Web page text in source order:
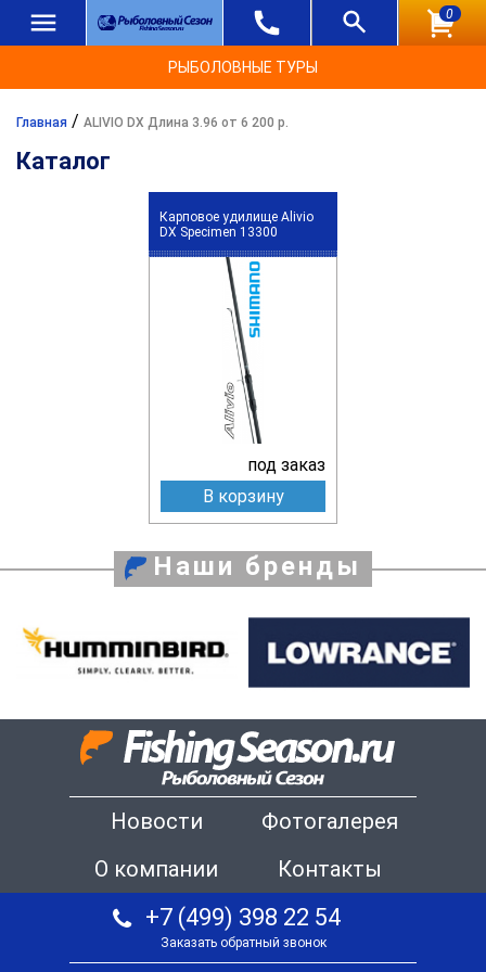
0
РЫБОЛОВНЫЕ ТУРЫ
Главная / ALIVIO DX Длина 3.96 от 6 200 р.
Каталог
Карповое удилище Alivio
DX Specimen 13300
под заказ
В корзину
Наши бренды
Новости
Фотогалерея
О компании
Контакты
+7 (499) 398 22 54
Заказать обратный звонок